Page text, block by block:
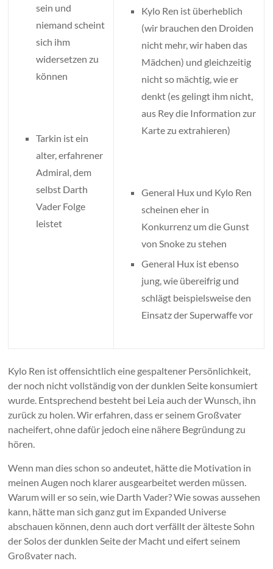
sein und
niemand scheint
sich ihm
widersetzen zu
können
Tarkin ist ein
alter, erfahrener
Admiral, dem
selbst Darth
Vader Folge
leistet
Kylo Ren ist überheblich
(wir brauchen den Droiden
nicht mehr, wir haben das
Mädchen) und gleichzeitig
nicht so mächtig, wie er
denkt (es gelingt ihm nicht,
aus Rey die Information zur
Karte zu extrahieren)
General Hux und Kylo Ren
scheinen eher in
Konkurrenz um die Gunst
von Snoke zu stehen
General Hux ist ebenso
jung, wie übereifrig und
schlägt beispielsweise den
Einsatz der Superwaffe vor
Kylo Ren ist offensichtlich eine gespaltener Persönlichkeit,
der noch nicht vollständig von der dunklen Seite konsumiert
wurde. Entsprechend besteht bei Leia auch der Wunsch, ihn
zurück zu holen. Wir erfahren, dass er seinem Großvater
nacheifert, ohne dafür jedoch eine nähere Begründung zu
hören.
Wenn man dies schon so andeutet, hätte die Motivation in
meinen Augen noch klarer ausgearbeitet werden müssen.
Warum will er so sein, wie Darth Vader? Wie sowas aussehen
kann, hätte man sich ganz gut im Expanded Universe
abschauen können, denn auch dort verfällt der älteste Sohn
der Solos der dunklen Seite der Macht und eifert seinem
Großvater nach.